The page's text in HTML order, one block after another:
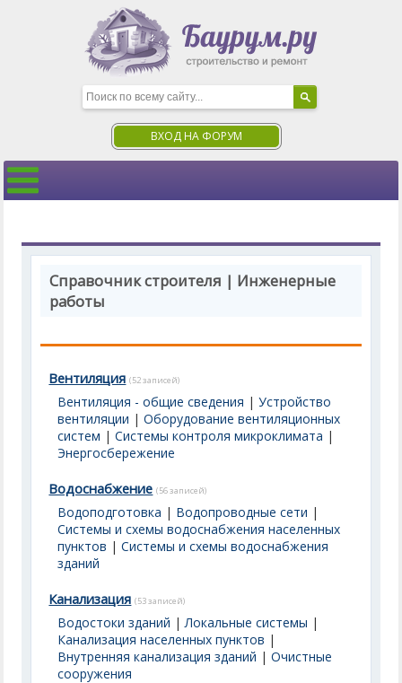
ВХОД НА ФОРУМ
Справочник строителя | Инженерные
работы
Вентиляция (52 записей)
Вентиляция - общие сведения |Устройство
вентиляции |Оборудование вентиляционных
систем |Системы контроля микроклимата |
Энергосбережение
Водоснабжение (56 записей)
Водоподготовка | Водопроводные сети |
Системы и схемы водоснабжения населенных
пунктов |Системы и схемы водоснабжения
зданий
Канализация (53 записей)
Водостоки зданий |Локальные системы |
Канализация населенных пунктов |
Внутренняя канализация зданий |Очистные
сооружения